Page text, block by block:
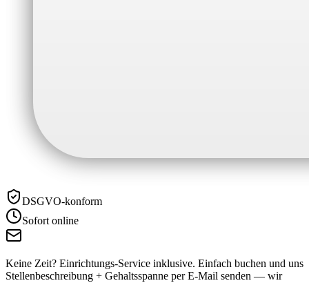
DSGVO-konform
Sofort online
Keine Zeit? Einrichtungs-Service inklusive. Einfach buchen und uns
Stellenbeschreibung + Gehaltsspanne per E-Mail senden — wir